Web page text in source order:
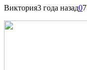
Виктория3 года назад0